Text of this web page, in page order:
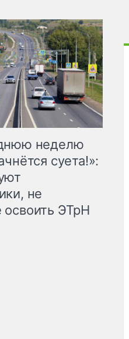
неделю
суета!»:
не
освоить ЭТрН